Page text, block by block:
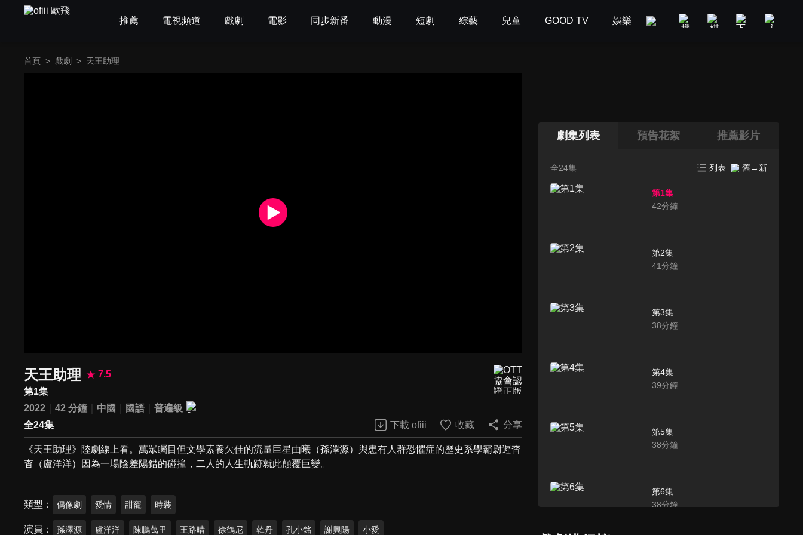
推薦 電視頻道 戲劇 電影 同步新番 動漫 短劇 綜藝 兒童 GOOD TV 娛樂 美食旅遊 新聞政論
首頁 > 戲劇 > 天王助理
天王助理
7.5
第1集
2022
42 分鐘 中國 國語
普遍級
全24集
下載 ofiii 收藏 分享
《天王助理》陸劇線上看。萬眾矚目但文學素養欠佳的流量巨星由曦（孫澤源）與患有人群恐懼症的歷史系學霸尉遲杳
杳（盧洋洋）因為一場陰差陽錯的碰撞，二人的人生軌跡就此顛覆巨變。
類型 偶像劇 愛情 甜寵 時裝
演員 孫澤源 盧洋洋 陳鵬萬里 王路晴 徐鶴尼 韓丹 孔小銘 謝興陽 小愛
劇集列表 預告花絮 推薦影片
全24集 列表 舊→新
第1集
42分鐘
第2集
41分鐘
第3集
38分鐘
第4集
39分鐘
第5集
38分鐘
第6集
38分鐘